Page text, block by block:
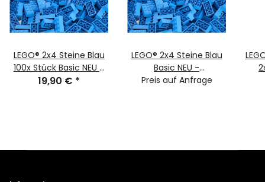
LEGO® 2x4 Steine Blau
100x Stück Basic NEU -
blue bricks 100 pieces
19,90 € *
LEGO® 2x4 Steine Blau
Basic NEU -
verschiedene
Preis auf Anfrage